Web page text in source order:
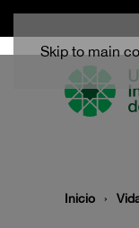
Skip to main
Inicio